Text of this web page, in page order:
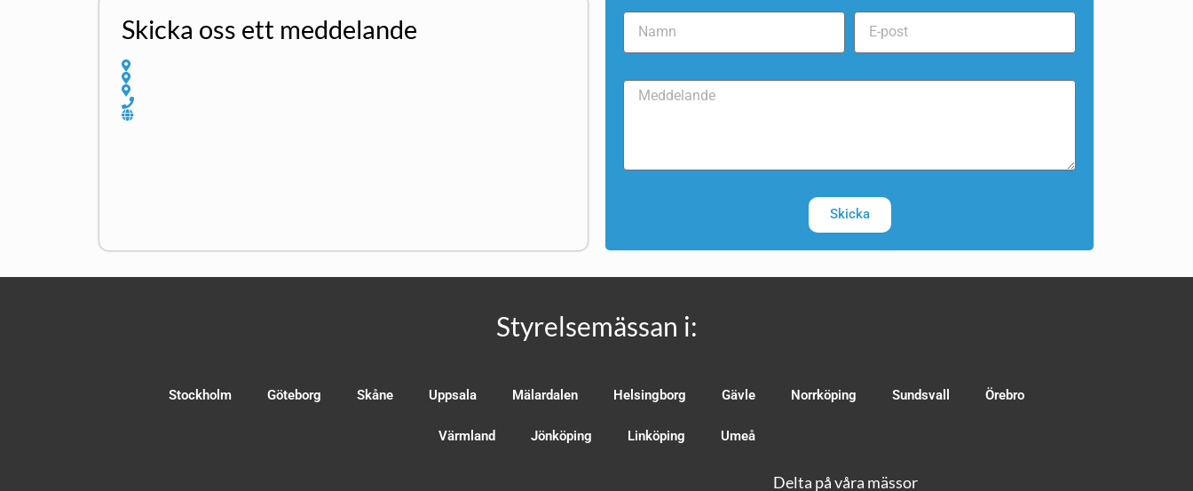
Skicka oss ett meddelande
Skicka
Styrelsemässan i:
Stockholm Göteborg Skåne Uppsala Mälardalen Helsingborg Gävle Norrköping Sundsvall Örebro
Värmland Jönköping Linköping Umeå
Delta på våra mässor